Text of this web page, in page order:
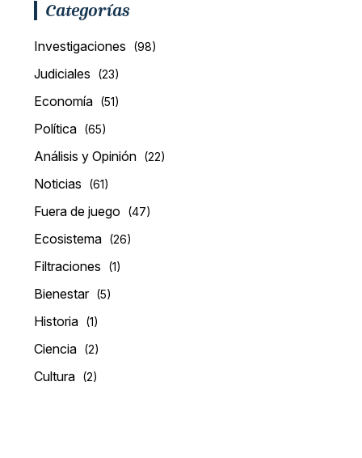
Categorías
Investigaciones (98)
Judiciales (23)
Economía (51)
Política (65)
Análisis y Opinión (22)
Noticias (61)
Fuera de juego (47)
Ecosistema (26)
Filtraciones (1)
Bienestar (5)
Historia (1)
Ciencia (2)
Cultura (2)